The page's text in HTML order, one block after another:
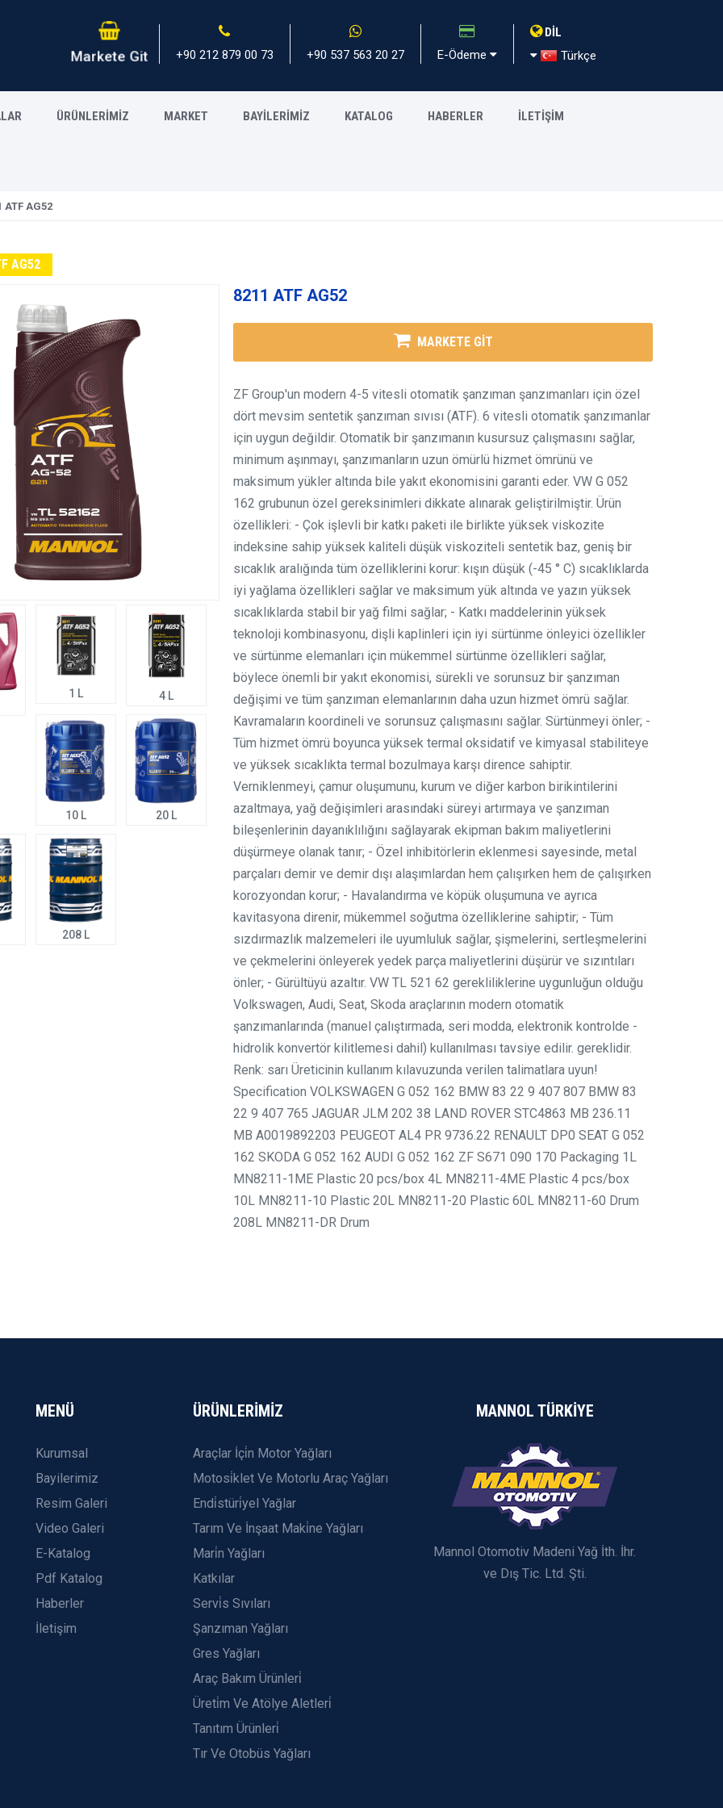
Markete Git +90 212 879 00 73 +90 537 563 20 27 E-Ödeme
DİL
Türkçe
ÜRÜNLERİMİZ MARKET BAYİLERİMİZ KATALOG HABERLER İLETİŞİM
ATF AG52
AG52
1 L 4 L
10 L 20 L
208 L
8211 ATF AG52
MARKETE GİT
ZF Group'un modern 4-5 vitesli otomatik şanzıman şanzımanları için özel
dört mevsim sentetik şanzıman sıvısı (ATF). 6 vitesli otomatik şanzımanlar
için uygun değildir. Otomatik bir şanzımanın kusursuz çalışmasını sağlar,
minimum aşınmayı, şanzımanların uzun ömürlü hizmet ömrünü ve
maksimum yükler altında bile yakıt ekonomisini garanti eder. VW G 052
162 grubunun özel gereksinimleri dikkate alınarak geliştirilmiştir. Ürün
özellikleri: - Çok işlevli bir katkı paketi ile birlikte yüksek viskozite
indeksine sahip yüksek kaliteli düşük viskoziteli sentetik baz, geniş bir
sıcaklık aralığında tüm özelliklerini korur: kışın düşük (-45 ° C) sıcaklıklarda
iyi yağlama özellikleri sağlar ve maksimum yük altında ve yazın yüksek
sıcaklıklarda stabil bir yağ filmi sağlar; - Katkı maddelerinin yüksek
teknoloji kombinasyonu, dişli kaplinleri için iyi sürtünme önleyici özellikler
ve sürtünme elemanları için mükemmel sürtünme özellikleri sağlar,
böylece önemli bir yakıt ekonomisi, sürekli ve sorunsuz bir şanzıman
değişimi ve tüm şanzıman elemanlarının daha uzun hizmet ömrü sağlar.
Kavramaların koordineli ve sorunsuz çalışmasını sağlar. Sürtünmeyi önler; -
Tüm hizmet ömrü boyunca yüksek termal oksidatif ve kimyasal stabiliteye
ve yüksek sıcaklıkta termal bozulmaya karşı dirence sahiptir.
Verniklenmeyi, çamur oluşumunu, kurum ve diğer karbon birikintilerini
azaltmaya, yağ değişimleri arasındaki süreyi artırmaya ve şanzıman
bileşenlerinin dayanıklılığını sağlayarak ekipman bakım maliyetlerini
düşürmeye olanak tanır; - Özel inhibitörlerin eklenmesi sayesinde, metal
parçaları demir ve demir dışı alaşımlardan hem çalışırken hem de çalışırken
korozyondan korur; - Havalandırma ve köpük oluşumuna ve ayrıca
kavitasyona direnir, mükemmel soğutma özelliklerine sahiptir; - Tüm
sızdırmazlık malzemeleri ile uyumluluk sağlar, şişmelerini, sertleşmelerini
ve çekmelerini önleyerek yedek parça maliyetlerini düşürür ve sızıntıları
önler; - Gürültüyü azaltır. VW TL 521 62 gerekliliklerine uygunluğun olduğu
Volkswagen, Audi, Seat, Skoda araçlarının modern otomatik
şanzımanlarında (manuel çalıştırmada, seri modda, elektronik kontrolde -
hidrolik konvertör kilitlemesi dahil) kullanılması tavsiye edilir. gereklidir.
Renk: sarı Üreticinin kullanım kılavuzunda verilen talimatlara uyun!
Specification VOLKSWAGEN G 052 162 BMW 83 22 9 407 807 BMW 83
22 9 407 765 JAGUAR JLM 202 38 LAND ROVER STC4863 MB 236.11
MB A0019892203 PEUGEOT AL4 PR 9736.22 RENAULT DP0 SEAT G 052
162 SKODA G 052 162 AUDI G 052 162 ZF S671 090 170 Packaging 1L
MN8211-1ME Plastic 20 pcs/box 4L MN8211-4ME Plastic 4 pcs/box
10L MN8211-10 Plastic 20L MN8211-20 Plastic 60L MN8211-60 Drum
208L MN8211-DR Drum
MENÜ
Kurumsal
Bayilerimiz
Resim Galeri
Video Galeri
E-Katalog
Pdf Katalog
Haberler
İletişim
ÜRÜNLERİMİZ
Araçlar İçi̇n Motor Yağları
Motosi̇klet Ve Motorlu Araç Yağları
Endi̇stüri̇yel Yağlar
Tarım Ve İnşaat Maki̇ne Yağları
Mari̇n Yağları
Katkılar
Servi̇s Sıvıları
Şanzıman Yağları
Gres Yağları
Araç Bakım Ürünleri̇
Üreti̇m Ve Atölye Aletleri̇
Tanıtım Ürünleri̇
Tır Ve Otobüs Yağları
MANNOL TÜRKİYE
Mannol Otomotiv Madeni Yağ İth. İhr.
ve Dış Tic. Ltd. Şti.